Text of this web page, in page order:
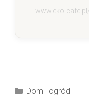
www.eko-
Kategorie
Dom i ogród